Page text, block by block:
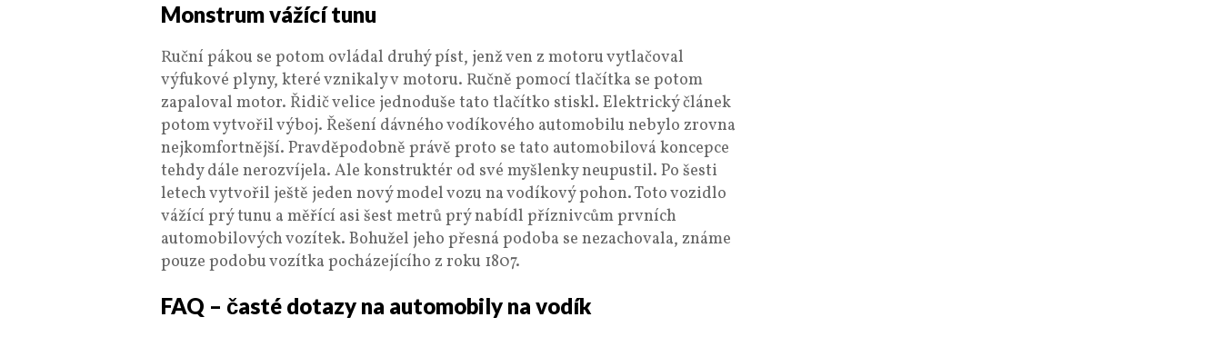
Monstrum vážící tunu
Ruční pákou se potom ovládal druhý píst, jenž ven z motoru vytlačoval
výfukové plyny, které vznikaly v motoru. Ručně pomocí tlačítka se potom
zapaloval motor. Řidič velice jednoduše tato tlačítko stiskl. Elektrický článek
potom vytvořil výboj. Řešení dávného vodíkového automobilu nebylo zrovna
nejkomfortnější. Pravděpodobně právě proto se tato automobilová koncepce
tehdy dále nerozvíjela. Ale konstruktér od své myšlenky neupustil. Po šesti
letech vytvořil ještě jeden nový model vozu na vodíkový pohon. Toto vozidlo
vážící prý tunu a měřící asi šest metrů prý nabídl příznivcům prvních
automobilových vozítek. Bohužel jeho přesná podoba se nezachovala, známe
pouze podobu vozítka pocházejícího z roku 1807.
FAQ – časté dotazy na automobily na vodík